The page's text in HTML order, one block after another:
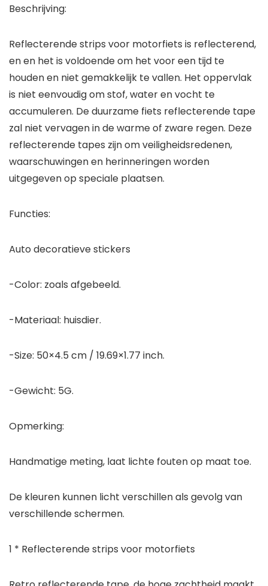
Beschrijving:
Reflecterende strips voor motorfiets is reflecterend,
en en het is voldoende om het voor een tijd te
houden en niet gemakkelijk te vallen. Het oppervlak
is niet eenvoudig om stof, water en vocht te
accumuleren. De duurzame fiets reflecterende tape
zal niet vervagen in de warme of zware regen. Deze
reflecterende tapes zijn om veiligheidsredenen,
waarschuwingen en herinneringen worden
uitgegeven op speciale plaatsen.
Functies:
Auto decoratieve stickers
-Color: zoals afgebeeld.
-Materiaal: huisdier.
-Size: 50×4.5 cm / 19.69×1.77 inch.
-Gewicht: 5G.
Opmerking:
Handmatige meting, laat lichte fouten op maat toe.
De kleuren kunnen licht verschillen als gevolg van
verschillende schermen.
1 * Reflecterende strips voor motorfiets